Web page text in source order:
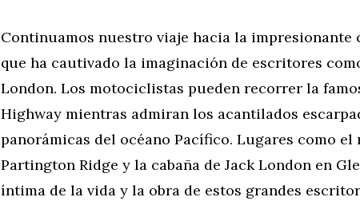
Continuamos nuestro viaje hacia la impresionante
que ha cautivado la imaginación de escritores
London. Los motociclistas pueden recorrer la
Highway mientras admiran los acantilados
panorámicas del océano Pacífico. Lugares como
Partington Ridge y la cabaña de Jack London en
íntima de la vida y la obra de estos grandes